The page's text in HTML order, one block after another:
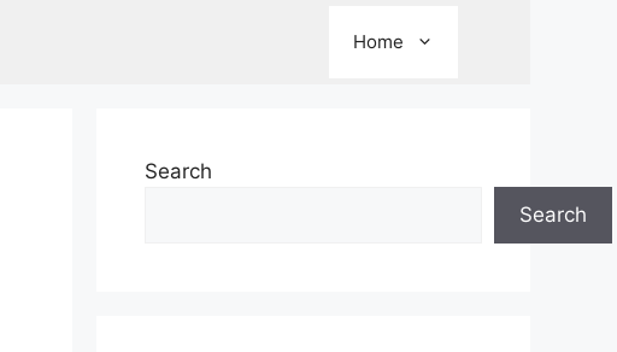
Home
Search
Search